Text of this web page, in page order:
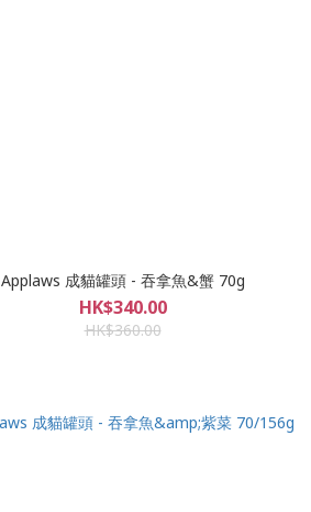
Applaws 成貓罐頭 - 吞拿魚&蟹 70g
HK$340.00
HK$360.00